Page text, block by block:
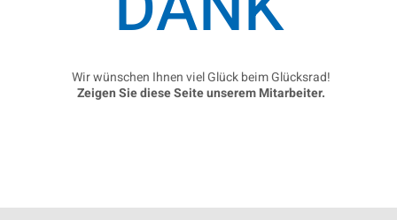
Wir wünschen Ihnen viel Glück beim Glücksrad!
Zeigen Sie diese Seite unserem Mitarbeiter.